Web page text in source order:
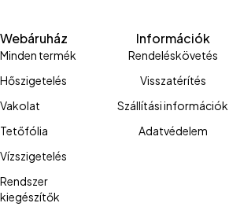
Webáruház
Minden termék
Hőszigetelés
Vakolat
Tetőfólia
Vízszigetelés
Rendszer
kiegészítők
Információk
Rendeléskövetés
Visszatérítés
Szállítási információk
Adatvédelem